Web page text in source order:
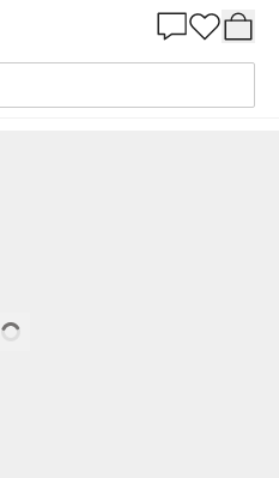
Beställ utifrån NCS 7020-B50G